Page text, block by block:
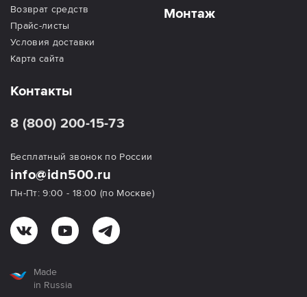
Возврат средств
Прайс-листы
Условия доставки
Карта сайта
Монтаж
Контакты
8 (800) 200-15-73
Бесплатный звонок по России
info@idn500.ru
Пн-Пт: 9:00 - 18:00 (по Москве)
Made
in Russia